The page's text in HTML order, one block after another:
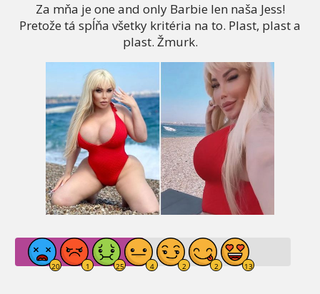
Za mňa je one and only Barbie len naša Jess!
Pretože tá spĺňa všetky kritéria na to. Plast, plast a
plast. Žmurk.